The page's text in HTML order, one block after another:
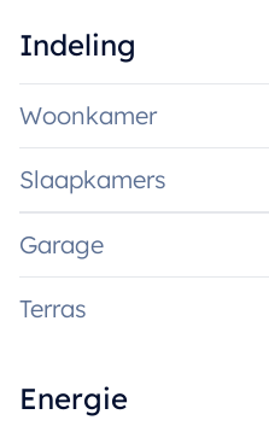
Indeling
Woonkamer
Slaapkamers
Garage
Terras
Energie